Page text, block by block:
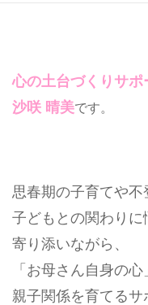
心の土台づくりサポ
沙咲 晴美です。
思春期の子育てや不
子どもとの関わりに
寄り添いながら、
「お母さん自身の心
親子関係を育てるサ